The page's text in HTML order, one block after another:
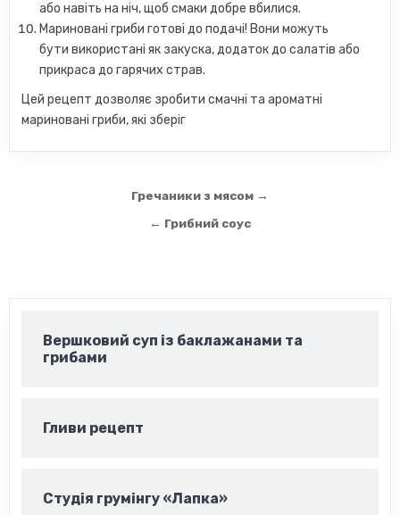
або навіть на ніч, щоб смаки добре вбилися.
Мариновані гриби готові до подачі! Вони можуть
бути використані як закуска, додаток до салатів або
прикраса до гарячих страв.
Цей рецепт дозволяє зробити смачні та ароматні
мариновані гриби, які зберіг
НавігаціяГречаники з мясом →
← Грибний соус
Вершковий суп із баклажанами та
грибами
Гливи рецепт
Студія грумінгу «Лапка»